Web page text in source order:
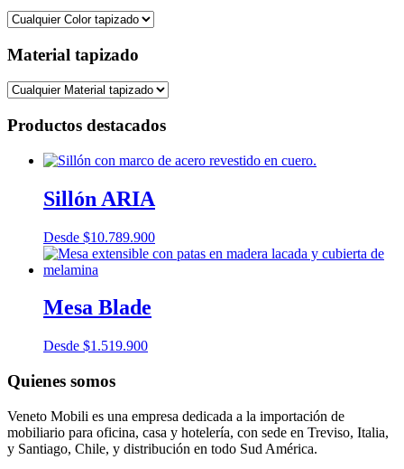
Material tapizado
Productos destacados
Sillón ARIA
Desde $10.789.900
Mesa Blade
Desde $1.519.900
Quienes somos
Veneto Mobili es una empresa dedicada a la importación de
mobiliario para oficina, casa y hotelería, con sede en Treviso, Italia,
y Santiago, Chile, y distribución en todo Sud América.